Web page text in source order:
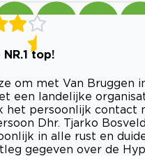
top!
om met Van Bruggen
een landelijke
het persoonlijk contact
Dhr. Tjarko
in alle rust en
gegeven over de